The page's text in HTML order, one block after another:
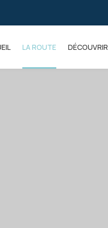
LA ROUTE DÉCOUVRIR